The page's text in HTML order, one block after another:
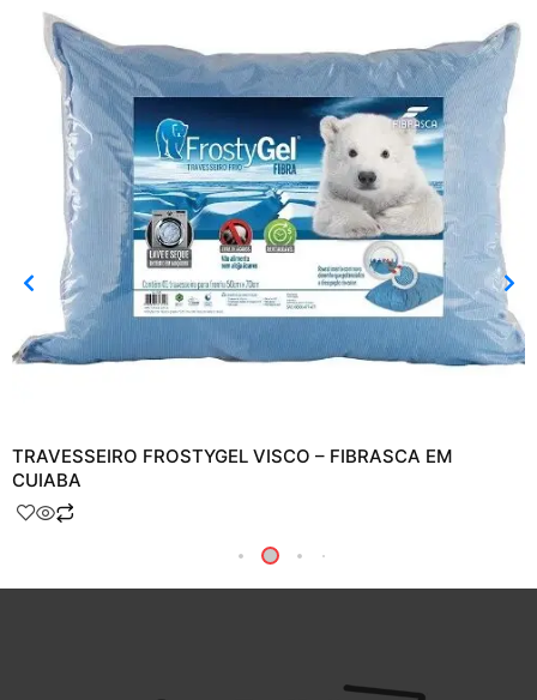
TRAVESSEIRO FROSTYGEL VISCO – FIBRASCA EM
CUIABA